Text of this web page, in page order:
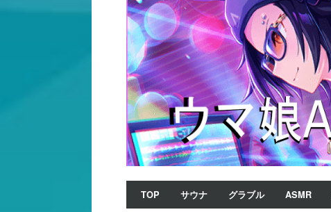
TOP サウナ グラブル ASMR